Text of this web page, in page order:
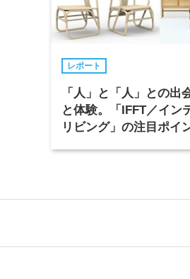
レポート
「人」と「人」との出
と体験。「IFFT／イン
リビング」の注目ポイ